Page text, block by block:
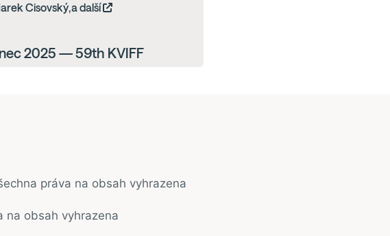
Cisovský,a další
2025 — 59th KVIFF
práva na obsah vyhrazena
na obsah vyhrazena